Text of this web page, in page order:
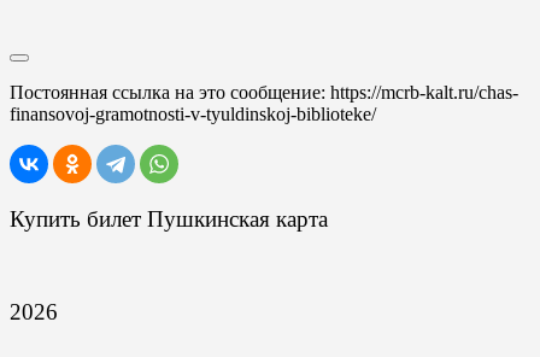
Постоянная ссылка на это сообщение: https://mcrb-kalt.ru/chas-
finansovoj-gramotnosti-v-tyuldinskoj-biblioteke/
Купить билет Пушкинская карта
2026